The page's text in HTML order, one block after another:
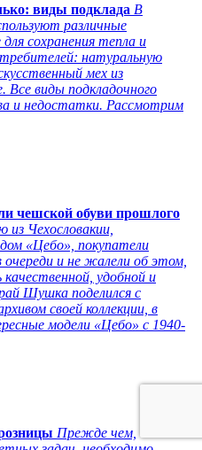
виды подклада В
различные
сохранения тепла и
натуральную
мех из
Все виды подкладочного
и недостатки. Рассмотрим
чешской обуви прошлого
из Чехословакии,
«Цебо», покупатели
и не жалели об этом,
качественной, удобной и
Шушка поделился с
своей коллекции, в
модели «Цебо» с 1940-
Прежде чем,